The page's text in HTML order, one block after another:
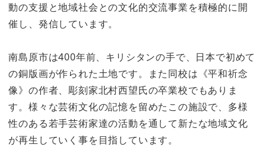
動の支援と地域社会との文化的交流事業を積極的に開
催し、発信しています。
南島原市は400年前、キリシタンの手で、日本で初めて
の銅版画が作られた土地です。また同校は《平和祈念
像》の作者、彫刻家北村西望氏の卒業校でもありま
す。様々な芸術文化の記憶を留めたこの施設で、多様
性のある若手芸術家達の活動を通して新たな地域文化
が再生していく事を目指しています。